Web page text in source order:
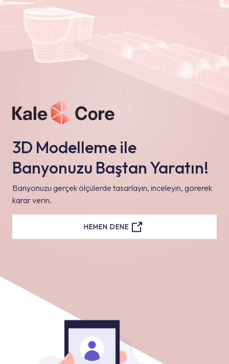
3D Modelleme ile
Banyonuzu Baştan Yaratın!
Banyonuzu gerçek ölçülerde tasarlayın, inceleyin, görerek
karar verin.
HEMEN DENE